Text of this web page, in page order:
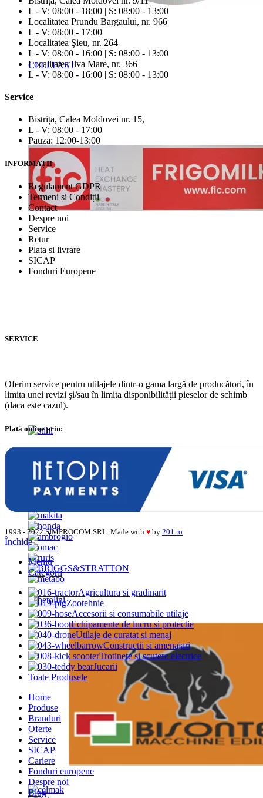
CELLFAST
L - V: 08:00 - 18:00 | S: 08:00 - 13:00
Localitatea Prundu Bargaului, nr. 966
L - V: 08:00 - 17:00
Localitatea Şieu, nr. 264
L - V: 08:00 - 16:00 | S: 08:00 - 13:00
Localitatea Ilva Mare, nr. 366
L - V: 08:00 - 16:00 | S: 08:00 - 13:00
Service
Bistrița, Calea Moldovei nr. 15,
L - V: 08:00 - 17:00
Pauza: 12:00-13:00
INFORMAȚII
Regulament GDPR
Termeni și Condiții
Contact
Despre noi
Service
Retur
Plata si livrare
SICAP
Fonduri Europene
SERVICE
Oferim service pentru utilajele dintr-o gama largă de producători, în
limita unei revizi şi/sau în limita disponibilităţii pieselor de schimb
(daca este cazul).
Plată online prin:
1993 - 2022 SIMPROCOM SRL. Made with ♥ by 201.ro
Închide
Meniu
Categorii
Agricultura si gradinarit
Zootehnie
Accesorii si consumabile utilaje
Echipamente de lucru si protectie
Utilaje de curatat si menaj
Constructii si amenajari
Trotinete si scutere electrice
Jucarii
Toate Produsele
Home
Produse
Branduri
Oferte
Service
SICAP
Cariere
Fonduri europene
Despre noi
Blog